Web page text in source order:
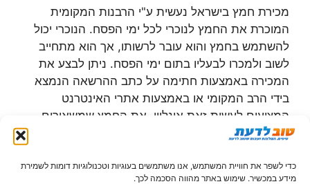
כדי לשפר את חוויית המשתמש, אנו משתמשים בעוגיות וטכנולוגיות דומות לשמירת
מידע במכשיר. שימוש באתר מהווה הסכמה לכך.
מכירת חמץ בישראל נעשית ע"י הרבנות המקומית
המוכרת את החמץ לנוכרי לכל ימי הפסח. הנוכרי יכול
להשתמש בחמץ והוא עובר לרשותו, אך הוא מתחייב
לשוב ולמכרו לבעליו בתום ימי הפסח. ניתן לבצע את
המכירה באמצעות חתימה על כתב ההרשאה הנמצא
בידי הרב המקומי או באמצעות אתרי האינטרנט
המציעים לעשות זאת אונליין. את החמץ שמשאירים
בבית מרכזים במקום סגור, כגון ארון או מגירה ועליו
מדביקים פתק "חמץ". אין לגעת במקומות בהם יש חמץ
בכל ימות הפסח.